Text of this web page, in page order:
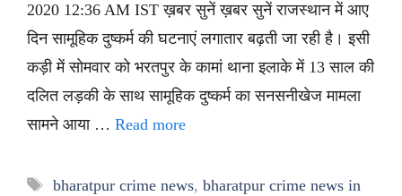
2020 12:36 AM IST ख़बर सुनें ख़बर सुनें राजस्थान में आए
दिन सामूहिक दुष्कर्म की घटनाएं लगातार बढ़ती जा रही है। इसी
कड़ी में सोमवार को भरतपुर के कामां थाना इलाके में 13 साल की
दलित लड़की के साथ सामूहिक दुष्कर्म का सनसनीखेज मामला
सामने आया … Read more
Tags
bharatpur crime news, bharatpur crime news in